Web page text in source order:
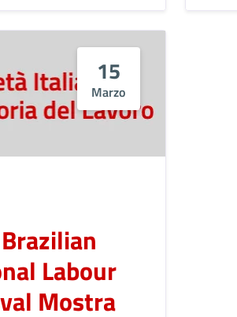
15
Marzo
Labour
Mostra